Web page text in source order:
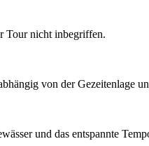
Tour nicht inbegriffen.
von der Gezeitenlage
und das entspannte